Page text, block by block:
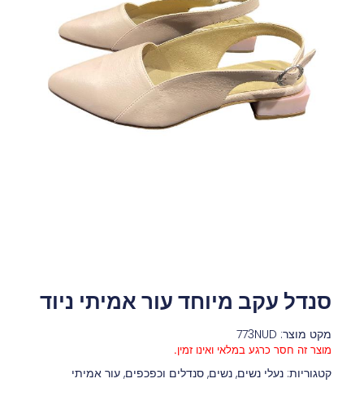
סנדל עקב מיוחד עור אמיתי ניוד
מקט מוצר: 773NUD
מוצר זה חסר כרגע במלאי ואינו זמין.
קטגוריות: נעלי נשים, נשים, סנדלים וכפכפים, עור אמיתי